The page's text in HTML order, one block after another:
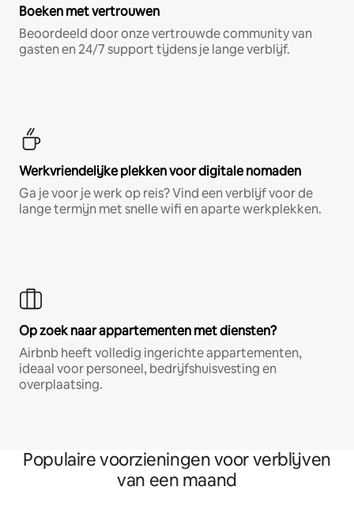
Boeken met vertrouwen
Beoordeeld door onze vertrouwde community van
gasten en 24/7 support tijdens je lange verblijf.
Werkvriendelijke plekken voor digitale nomaden
Ga je voor je werk op reis? Vind een verblijf voor de
lange termijn met snelle wifi en aparte werkplekken.
Op zoek naar appartementen met diensten?
Airbnb heeft volledig ingerichte appartementen,
ideaal voor personeel, bedrijfshuisvesting en
overplaatsing.
Populaire voorzieningen voor verblijven
van een maand